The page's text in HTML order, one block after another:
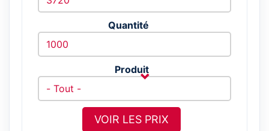
Quantité
Produit
VOIR LES PRIX